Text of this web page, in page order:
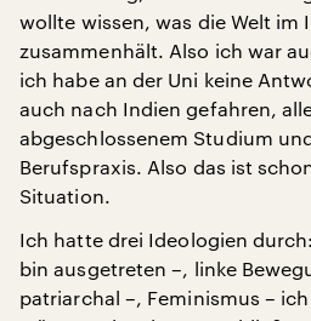
wollte wissen, was die Welt im
zusammenhält. Also ich war
ich habe an der Uni keine
auch nach Indien gefahren,
abgeschlossenem Studium
Berufspraxis. Also das ist
Situation.
Ich hatte drei Ideologien
bin ausgetreten –, linke
patriarchal –, Feminismus –